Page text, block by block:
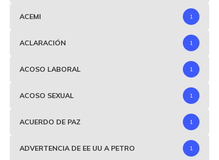
ACEMI 1
ACLARACIÓN 1
ACOSO LABORAL 1
ACOSO SEXUAL 1
ACUERDO DE PAZ 1
ADVERTENCIA DE EE UU A PETRO 1